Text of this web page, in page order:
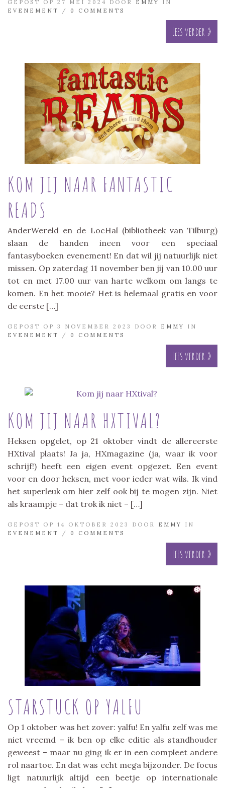
GEPOST OP 27 MEI 2024 DOOR EMMY
IN
EVENEMENT
/ 0 COMMENTS
Lees verder »
KOM JIJ NAAR FANTASTIC
READS
AnderWereld en de LocHal (bibliotheek van Tilburg)
slaan de handen ineen voor een speciaal
fantasyboeken evenement! En dat wil jij natuurlijk niet
missen. Op zaterdag 11 november ben jij van 10.00 uur
tot en met 17.00 uur van harte welkom om langs te
komen. En het mooie? Het is helemaal gratis en voor
de eerste […]
GEPOST OP 3 NOVEMBER 2023 DOOR EMMY
IN
EVENEMENT
/ 0 COMMENTS
Lees verder »
KOM JIJ NAAR HXTIVAL?
Heksen opgelet, op 21 oktober vindt de allereerste
HXtival plaats! Ja ja, HXmagazine (ja, waar ik voor
schrijf!) heeft een eigen event opgezet. Een event
voor en door heksen, met voor ieder wat wils. Ik vind
het superleuk om hier zelf ook bij te mogen zijn. Niet
als kraampje – dat trok ik niet – […]
GEPOST OP 14 OKTOBER 2023 DOOR EMMY
IN
EVENEMENT
/ 0 COMMENTS
Lees verder »
STARSTUCK OP YALFU
Op 1 oktober was het zover: yalfu! En yalfu zelf was me
niet vreemd – ik ben op elke editie als standhouder
geweest – maar nu ging ik er in een compleet andere
rol naartoe. En dat was echt mega bijzonder. De focus
ligt natuurlijk altijd een beetje op internationale